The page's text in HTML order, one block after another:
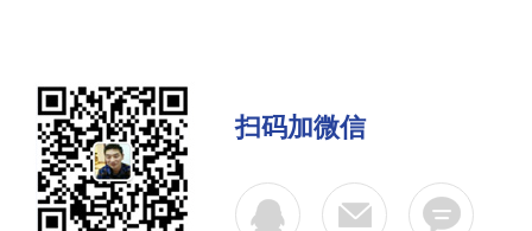
扫码加微信